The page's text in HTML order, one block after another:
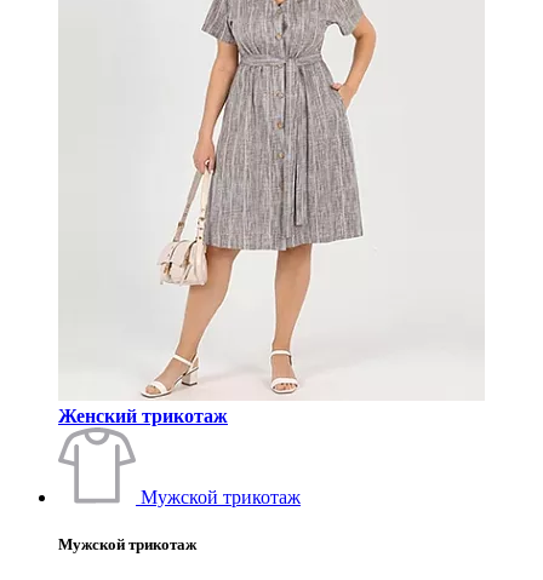
Женский трикотаж
Мужской трикотаж
Мужской трикотаж